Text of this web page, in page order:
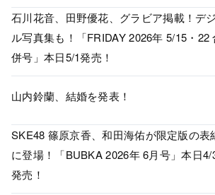
石川花音、田野優花、グラビア掲載！デ
ル写真集も！「FRIDAY 2026年 5/15・22
併号」本日5/1発売！
山内鈴蘭、結婚を発表！
SKE48 篠原京香、和田海佑が限定版の表
に登場！「BUBKA 2026年 6月号」本日4/
発売！